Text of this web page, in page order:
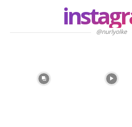
@nurlyolke